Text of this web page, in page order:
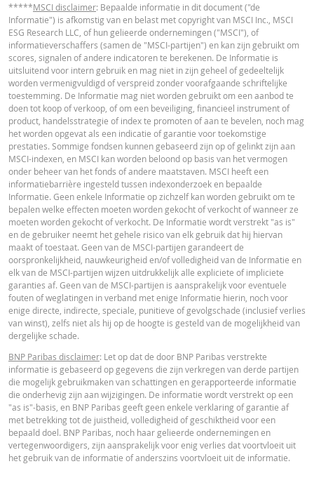
werkelijkheid wordt bij Turbo's op de stop loss reset datum, bij toepasselijke
eventuele ex-dividendnoteringen, bij eventuele specifieke corporate actions
indien toepasselijk, bij het doorrollen van futures aangepast. De invloed van
periodiek doorrollen van futures wordt ook in de calculator buiten
gelaten. Ook door afrondingen kunnen getoonde waarden afwijken van de
ontwikkelingen van waarden in de werkelijkheid.
BNP Paribas treedt niet op als uw juridisch of fiscaal adviseur, accountant of
beleggingsadviseur en heeft op geen enkele wijze een fiduciaire verplichting
tegenover u in verband met de calculator en/of in verband met eventuele
transacties in door BNP Paribas uitgegeven producten of andere
transacties. U mag niet op BNP Paribas vertrouwen voor beleggingsadvies
aanbevelingen, ongeacht van welke aard. Hoewel de getoonde koersen zijn
gebaseerd op betrouwbaar geachte informatie, wordt de juistheid of
volledigheid hiervan niet gegarandeerd. BNP Paribas biedt geen garanties
betrekking tot de informatie verstrekt door de calculator en aanvaardt geen
enkele aansprakelijkheid voor directe, indirecte, bijzondere, incidentele,
immateriële of gevolgschade (met inbegrip van winstderving) die op
wijze voortvloeit uit het gebruik van de calculator door u of uw adviseurs of
hierin vervatte informatie. De ingevoerde koersgegevens zijn afkomstig van
Paribas en gelden strikt per de vermelde datum. De koersen getoond door
calculator zijn indicatief en uitsluitend bestemd voor informatieve
Koersinformatie vormt geen uitnodiging of aanbod tot het kopen of
van effecten of andere financiële instrumenten. De informatie is uitsluitend
bestemd voor gebruik door de bedoelde ontvangers. Het is niet toegestaan
deze informatie geheel of gedeeltelijk te reproduceren, te verspreiden of te
kopiëren voor enig doel zonder voorafgaande uitdrukkelijke toestemming
BNP Paribas. Meer informatie is op verzoek verkrijgbaar bij BNP Paribas,;
contact op via 0900-6275387, +31-20-5501150 of markets@bnpparibas.com
*****MSCI disclaimer: Bepaalde informatie in dit document ("de
Informatie") is afkomstig van en belast met copyright van MSCI Inc., MSCI
ESG Research LLC, of hun gelieerde ondernemingen ("MSCI"), of
informatieverschaffers (samen de "MSCI-partijen") en kan zijn gebruikt om
scores, signalen of andere indicatoren te berekenen. De Informatie is
uitsluitend voor intern gebruik en mag niet in zijn geheel of gedeeltelijk
worden vermenigvuldigd of verspreid zonder voorafgaande schriftelijke
toestemming. De Informatie mag niet worden gebruikt om een aanbod te
doen tot koop of verkoop, of om een beveiliging, financieel instrument of
product, handelsstrategie of index te promoten of aan te bevelen, noch mag
het worden opgevat als een indicatie of garantie voor toekomstige
prestaties. Sommige fondsen kunnen gebaseerd zijn op of gelinkt zijn aan
MSCI-indexen, en MSCI kan worden beloond op basis van het vermogen
onder beheer van het fonds of andere maatstaven. MSCI heeft een
informatiebarrière ingesteld tussen indexonderzoek en bepaalde
Informatie. Geen enkele Informatie op zichzelf kan worden gebruikt om te
bepalen welke effecten moeten worden gekocht of verkocht of wanneer ze
moeten worden gekocht of verkocht. De Informatie wordt verstrekt "as is"
en de gebruiker neemt het gehele risico van elk gebruik dat hij hiervan
maakt of toestaat. Geen van de MSCI-partijen garandeert de
oorspronkelijkheid, nauwkeurigheid en/of volledigheid van de Informatie en
elk van de MSCI-partijen wijzen uitdrukkelijk alle expliciete of impliciete
garanties af. Geen van de MSCI-partijen is aansprakelijk voor eventuele
fouten of weglatingen in verband met enige Informatie hierin, noch voor
enige directe, indirecte, speciale, punitieve of gevolgschade (inclusief verlies
van winst), zelfs niet als hij op de hoogte is gesteld van de mogelijkheid van
dergelijke schade.
BNP Paribas disclaimer: Let op dat de door BNP Paribas verstrekte
informatie is gebaseerd op gegevens die zijn verkregen van derde partijen
die mogelijk gebruikmaken van schattingen en gerapporteerde informatie
die onderhevig zijn aan wijzigingen. De informatie wordt verstrekt op een
"as is"-basis, en BNP Paribas geeft geen enkele verklaring of garantie af
met betrekking tot de juistheid, volledigheid of geschiktheid voor een
bepaald doel. BNP Paribas, noch haar gelieerde ondernemingen en
vertegenwoordigers, zijn aansprakelijk voor enig verlies dat voortvloeit uit
het gebruik van de informatie of anderszins voortvloeit uit de informatie.